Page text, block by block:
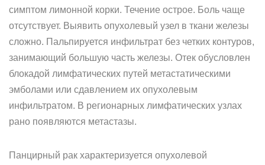
симптом лимонной корки. Течение острое. Боль чаще
отсутствует. Выявить опухолевый узел в ткани железы
сложно. Пальпируется инфильтрат без четких контуров,
занимающий большую часть железы. Отек обусловлен
блокадой лимфатических путей метастатическими
эмболами или сдавлением их опухолевым
инфильтратом. В регионарных лимфатических узлах
рано появляются метастазы.
Панцирный рак характеризуется опухолевой